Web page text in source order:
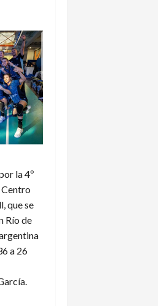
la 4º
Centro
que se
Río de
a 26